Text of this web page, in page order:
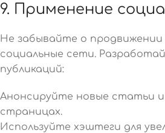
9. Применение
Не забывайте о
социальные сети.
публикаций:
Анонсируйте новые статьи
страницах.
Используйте хэштеги для